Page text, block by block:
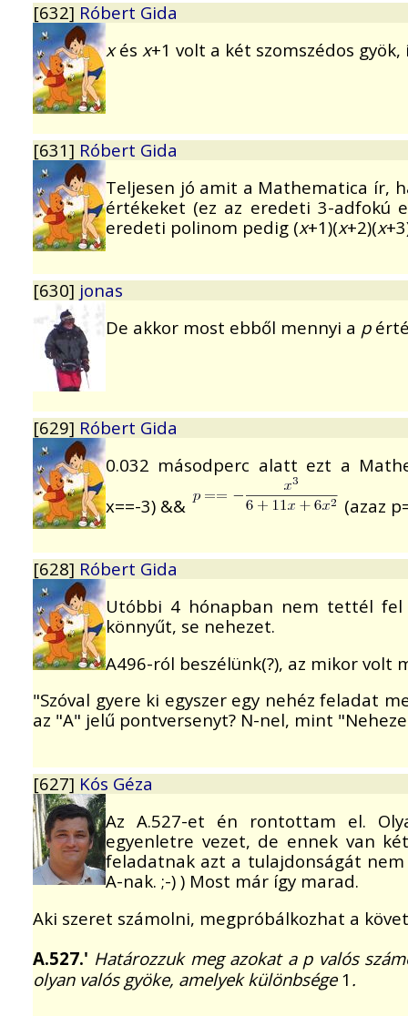
[632] Róbert Gida
xés x+1 volt a két szomszédos
[631] Róbert Gida
Teljesen jó amit a Mathematica ír,
értékeket (ez az eredeti 3-adfokú
eredeti polinom pedig (x+1)(x+2)(x
[630] jonas
De akkor most ebből mennyi a p
[629] Róbert Gida
0.032 másodperc alatt ezt a
x==-3) &&
(azaz
[628] Róbert Gida
Utóbbi 4 hónapban nem tettél fel
könnyűt, se nehezet.
A496-ról beszélünk(?), az mikor volt
"Szóval gyere ki egyszer egy nehéz feladat
az "A" jelű pontversenyt? N-nel, mint
[627] Kós Géza
Az A.527-et én rontottam el.
egyenletre vezet, de ennek van
feladatnak azt a tulajdonságát
A-nak. ;-) ) Most már így marad.
Aki szeret számolni, megpróbálkozhat a
A.527.' Határozzuk meg azokat a p valós
olyan valós gyöke, amelyek különbsége 1 .